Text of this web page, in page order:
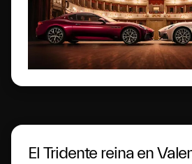
El Tridente reina en